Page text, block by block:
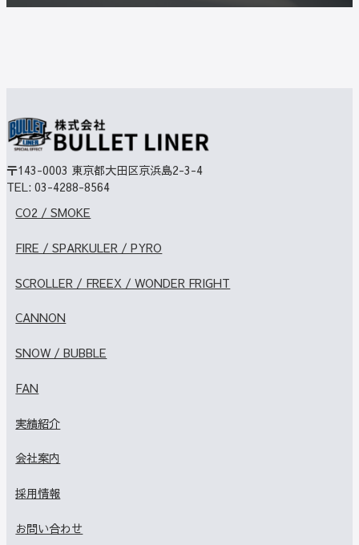
〒143-0003 東京都大田区京浜島2-3-4
TEL: 03-4288-8564
CO2 / SMOKE
FIRE / SPARKULER / PYRO
SCROLLER / FREEX / WONDER FRIGHT
CANNON
SNOW / BUBBLE
FAN
実績紹介
会社案内
採用情報
お問い合わせ